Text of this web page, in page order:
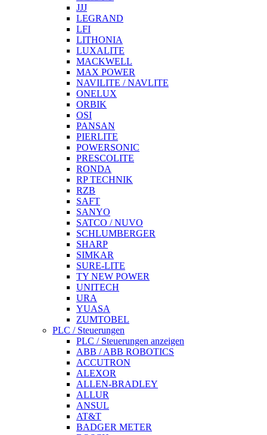
JJJ
LEGRAND
LFI
LITHONIA
LUXALITE
MACKWELL
MAX POWER
NAVILITE / NAVLITE
ONELUX
ORBIK
OSI
PANSAN
PIERLITE
POWERSONIC
PRESCOLITE
RONDA
RP TECHNIK
RZB
SAFT
SANYO
SATCO / NUVO
SCHLUMBERGER
SHARP
SIMKAR
SURE-LITE
TY NEW POWER
UNITECH
URA
YUASA
ZUMTOBEL
PLC / Steuerungen
PLC / Steuerungen anzeigen
ABB / ABB ROBOTICS
ACCUTRON
ALEXOR
ALLEN-BRADLEY
ALLUR
ANSUL
AT&T
BADGER METER